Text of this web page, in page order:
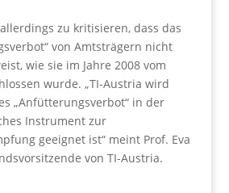
zu kritisieren, dass das
von Amtsträgern nicht
wie sie im Jahre 2008 vom
wurde. „TI-Austria wird
„Anfütterungsverbot“ in der
Instrument zur
geeignet ist“ meint Prof. Eva
von TI-Austria.